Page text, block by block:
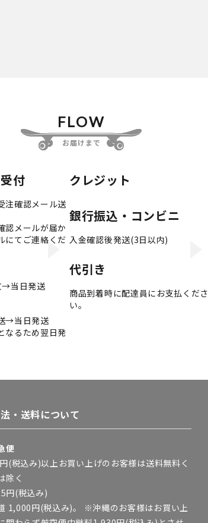
FLOW
お届けまで
付
注確認メール送
認メールが届か
にてご連絡くだ
→当日発送
→当日発送
なるため翌日発
クレジット
銀行振込・コンビニ
入金確認後発送(3日以内)
代引き
商品到着時に配達員にお支払くださ
い。
・送料について
便
(税込み)以上お買い上げのお客様は送料無料く
除く
円(税込み)
1,000円(税込み)。 ※沖縄のお客様はお買い上